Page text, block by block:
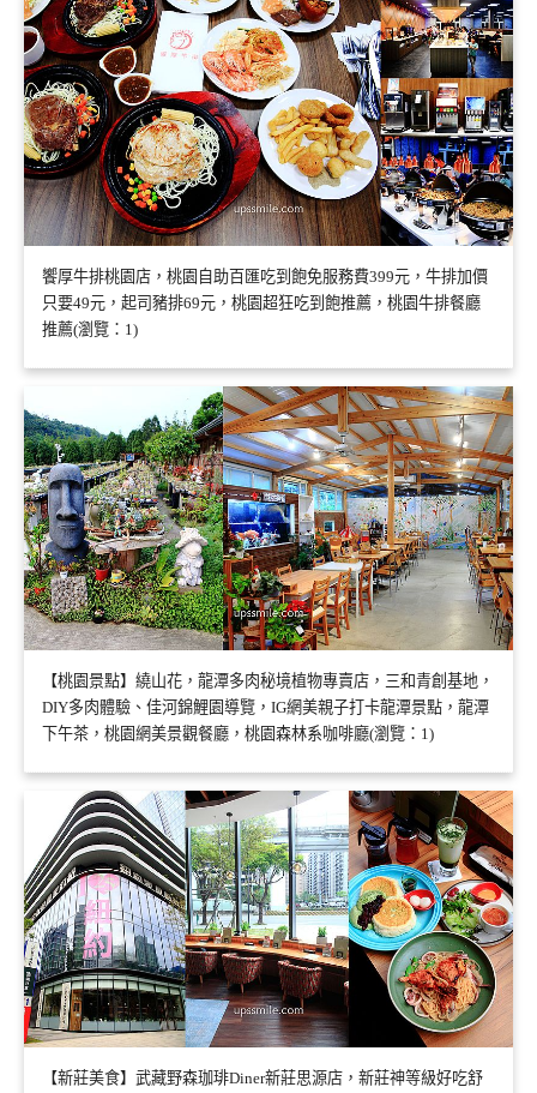
饗厚牛排桃園店，桃園自助百匯吃到飽免服務費399元，牛排加價
只要49元，起司豬排69元，桃園超狂吃到飽推薦，桃園牛排餐廳
推薦(瀏覽：1)
【桃園景點】繞山花，龍潭多肉秘境植物專賣店，三和青創基地，
DIY多肉體驗、佳河錦鯉園導覽，IG網美親子打卡龍潭景點，龍潭
下午茶，桃園網美景觀餐廳，桃園森林系咖啡廳(瀏覽：1)
【新莊美食】武藏野森珈琲Diner新莊思源店，新莊神等級好吃舒